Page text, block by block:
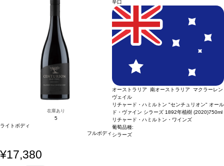
*本ヴィンテージが在庫切れの場合、在庫があり価格が同様の場合は自
動的に次のヴィンテージに変更されます、ご了承ください。
在庫あり
5
ライトボディ
フルボディ
辛口
オーストラリア 南オーストラリア マクラーレン
ヴェイル
リチャード・ハミルトン "センチュリオン" オール
ド・ヴァイン シラーズ 1892年植樹 (2020)750ml
リチャード・ハミルトン・ワインズ
葡萄品種:
シラーズ
¥17,380